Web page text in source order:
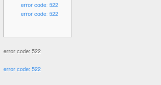
error code: 522
error code: 522
error code: 522
error code: 522